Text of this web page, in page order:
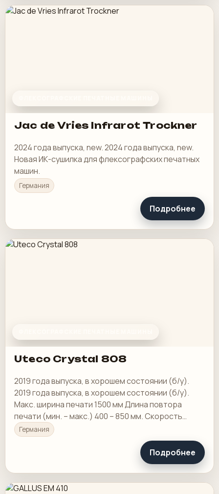
Jac de Vries Infrarot Trockner
2024 года выпуска, new. 2024 года выпуска, new.
Новая ИК-сушилка для флексографских печатных
машин.
Германия
Подробнее
Uteco Crystal 808
2019 года выпуска, в хорошем состоянии (б/у).
2019 года выпуска, в хорошем состоянии (б/у).
Макс. ширина печати 1500 мм Длина повтора
печати (мин. – макс.) 400 – 850 мм. Скорость
машины 500 м/мин макс.
Германия
Подробнее